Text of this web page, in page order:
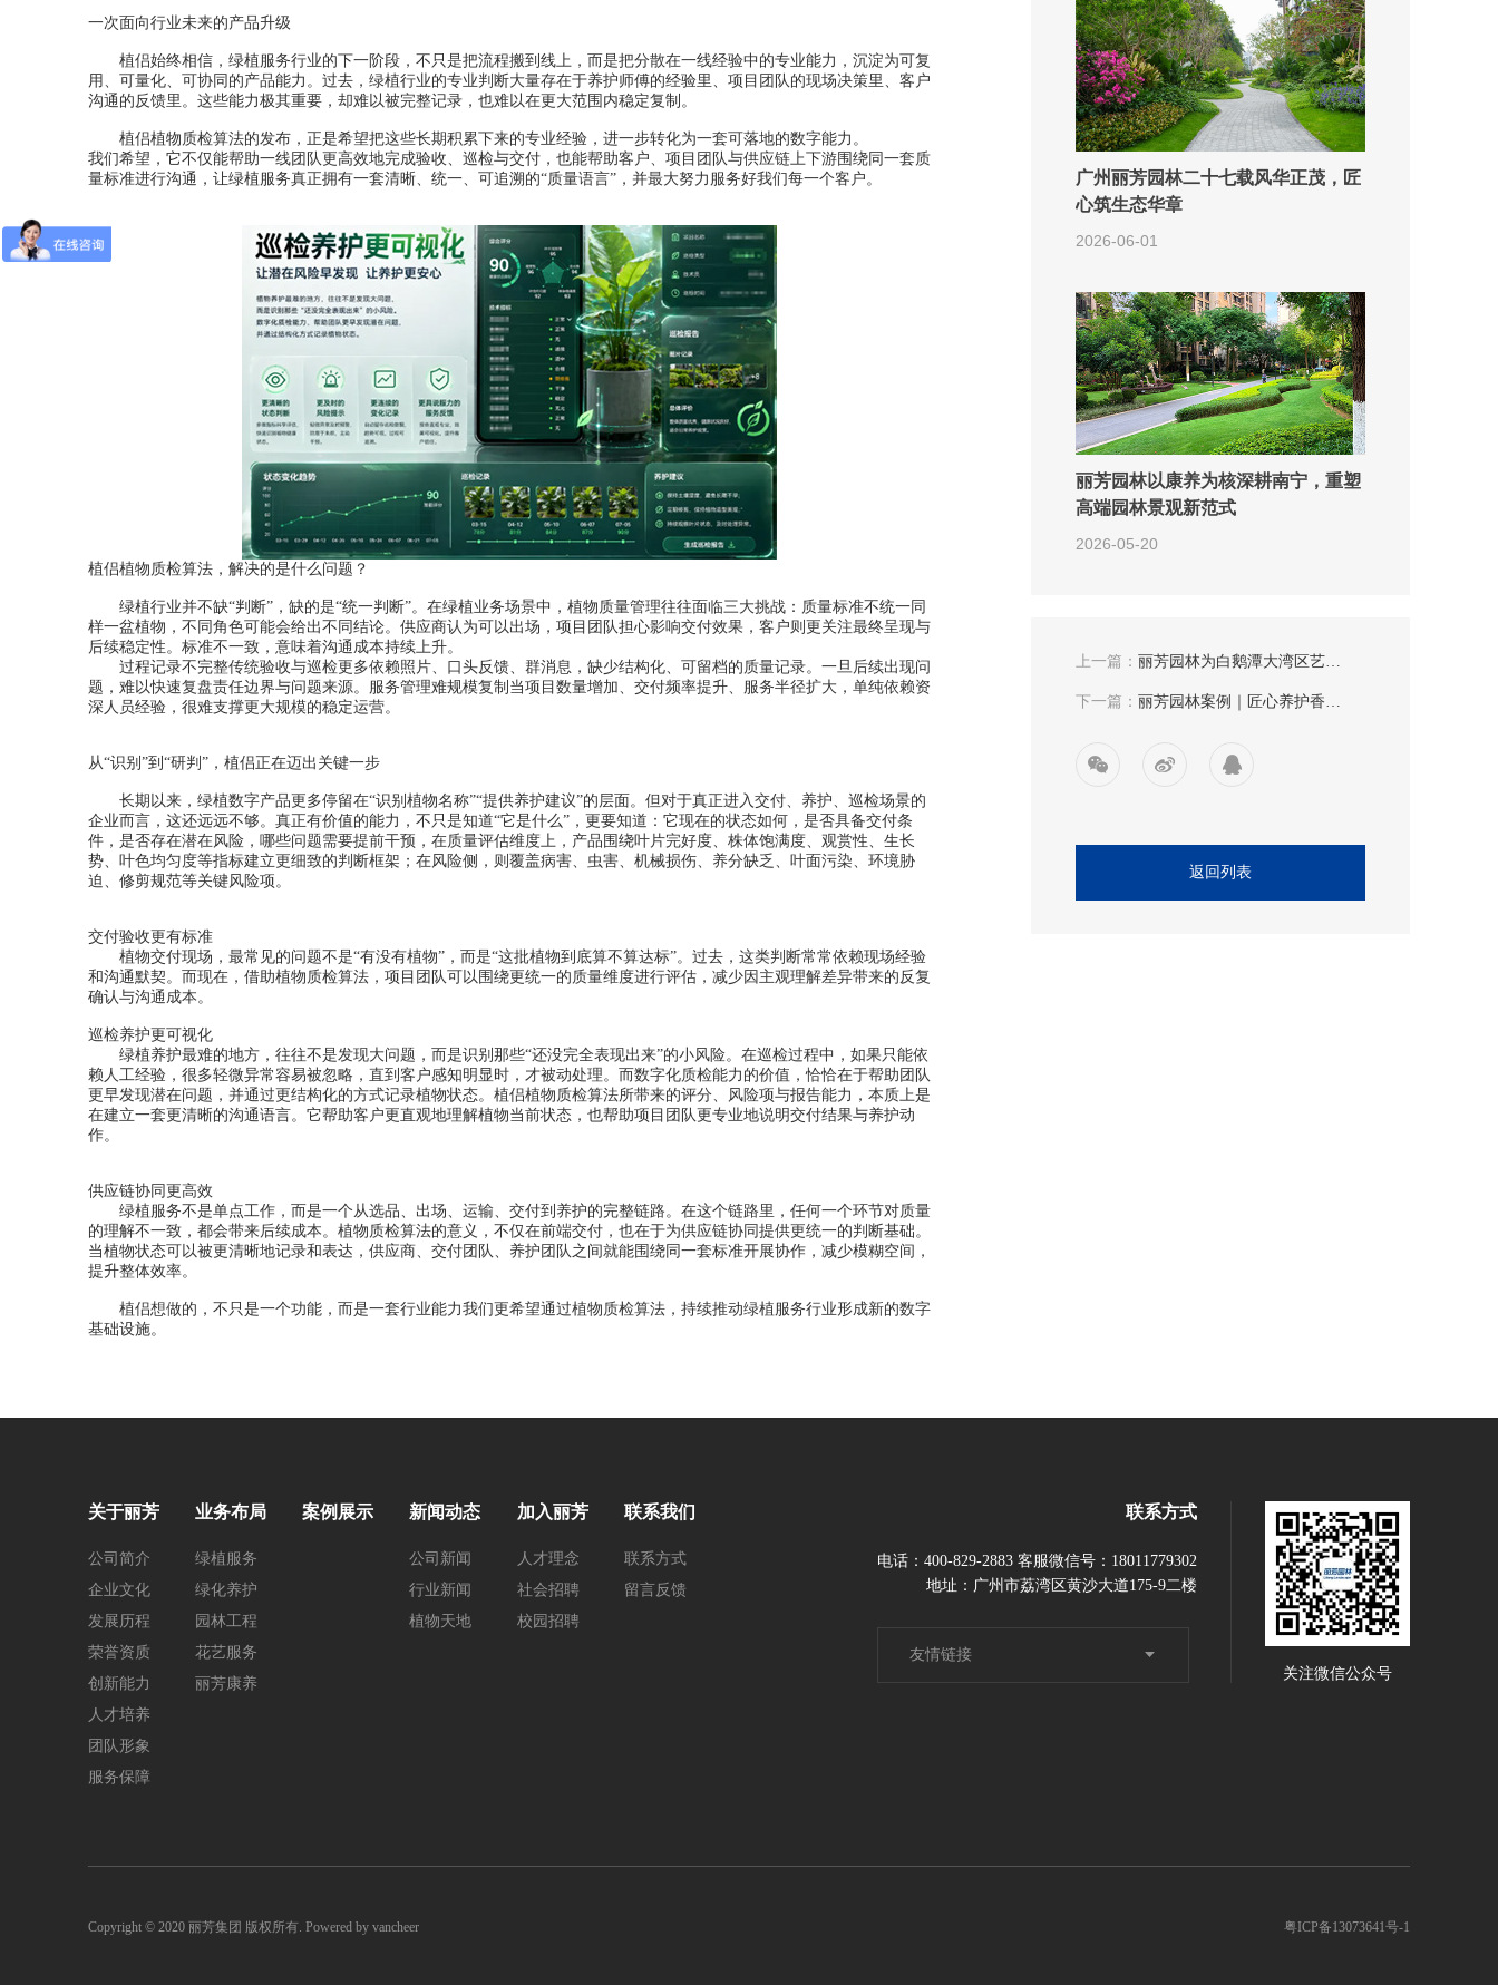
一次面向行业未来的产品升级
植侣始终相信，绿植服务行业的下一阶段，不只是把流程搬到线上，而是把分散在一线经验中的专业能力，沉淀为可复
用、可量化、可协同的产品能力。过去，绿植行业的专业判断大量存在于养护师傅的经验里、项目团队的现场决策里、客户
沟通的反馈里。这些能力极其重要，却难以被完整记录，也难以在更大范围内稳定复制。
植侣植物质检算法的发布，正是希望把这些长期积累下来的专业经验，进一步转化为一套可落地的数字能力。
我们希望，它不仅能帮助一线团队更高效地完成验收、巡检与交付，也能帮助客户、项目团队与供应链上下游围绕同一套质
量标准进行沟通，让绿植服务真正拥有一套清晰、统一、可追溯的“质量语言”，并最大努力服务好我们每一个客户。
植侣植物质检算法，解决的是什么问题？
绿植行业并不缺“判断”，缺的是“统一判断”。在绿植业务场景中，植物质量管理往往面临三大挑战：质量标准不统一同
样一盆植物，不同角色可能会给出不同结论。供应商认为可以出场，项目团队担心影响交付效果，客户则更关注最终呈现与
后续稳定性。标准不一致，意味着沟通成本持续上升。
过程记录不完整传统验收与巡检更多依赖照片、口头反馈、群消息，缺少结构化、可留档的质量记录。一旦后续出现问
题，难以快速复盘责任边界与问题来源。服务管理难规模复制当项目数量增加、交付频率提升、服务半径扩大，单纯依赖资
深人员经验，很难支撑更大规模的稳定运营。
从“识别”到“研判”，植侣正在迈出关键一步
长期以来，绿植数字产品更多停留在“识别植物名称”“提供养护建议”的层面。但对于真正进入交付、养护、巡检场景的
企业而言，这还远远不够。真正有价值的能力，不只是知道“它是什么”，更要知道：它现在的状态如何，是否具备交付条
件，是否存在潜在风险，哪些问题需要提前干预，在质量评估维度上，产品围绕叶片完好度、株体饱满度、观赏性、生长
势、叶色均匀度等指标建立更细致的判断框架；在风险侧，则覆盖病害、虫害、机械损伤、养分缺乏、叶面污染、环境胁
迫、修剪规范等关键风险项。
交付验收更有标准
植物交付现场，最常见的问题不是“有没有植物”，而是“这批植物到底算不算达标”。过去，这类判断常常依赖现场经验
和沟通默契。而现在，借助植物质检算法，项目团队可以围绕更统一的质量维度进行评估，减少因主观理解差异带来的反复
确认与沟通成本。
巡检养护更可视化
绿植养护最难的地方，往往不是发现大问题，而是识别那些“还没完全表现出来”的小风险。在巡检过程中，如果只能依
赖人工经验，很多轻微异常容易被忽略，直到客户感知明显时，才被动处理。而数字化质检能力的价值，恰恰在于帮助团队
更早发现潜在问题，并通过更结构化的方式记录植物状态。植侣植物质检算法所带来的评分、风险项与报告能力，本质上是
在建立一套更清晰的沟通语言。它帮助客户更直观地理解植物当前状态，也帮助项目团队更专业地说明交付结果与养护动
作。
供应链协同更高效
绿植服务不是单点工作，而是一个从选品、出场、运输、交付到养护的完整链路。在这个链路里，任何一个环节对质量
的理解不一致，都会带来后续成本。植物质检算法的意义，不仅在前端交付，也在于为供应链协同提供更统一的判断基础。
当植物状态可以被更清晰地记录和表达，供应商、交付团队、养护团队之间就能围绕同一套标准开展协作，减少模糊空间，
提升整体效率。
植侣想做的，不只是一个功能，而是一套行业能力我们更希望通过植物质检算法，持续推动绿植服务行业形成新的数字
基础设施。
广州丽芳园林二十七载风华正茂，匠
心筑生态华章
2026-06-01
丽芳园林以康养为核深耕南宁，重塑
高端园林景观新范式
2026-05-20
上一篇： 丽芳园林为白鹅潭大湾区艺术
态+艺术”点亮城市文化地标
下一篇： 丽芳园林案例｜匠心养护香江
返回列表
关于丽芳
公司简介
企业文化
发展历程
荣誉资质
创新能力
人才培养
团队形象
服务保障
业务布局
绿植服务
绿化养护
园林工程
花艺服务
丽芳康养
案例展示 新闻动态
公司新闻
行业新闻
植物天地
加入丽芳
人才理念
社会招聘
校园招聘
联系我们
联系方式
留言反馈
联系方式
电话：400-829-2883 客服微信号：18011779302
地址：广州市荔湾区黄沙大道175-9二楼
友情链接
关注微信公众号
Copyright © 2020 丽芳集团 版权所有. Powered by vancheer 粤ICP备13073641号-1